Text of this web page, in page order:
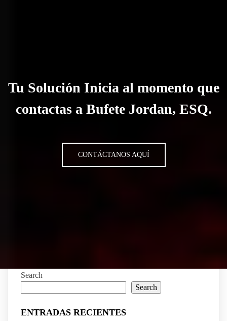
Tu Solución Inicia al momento que
contactas a Bufete Jordan, ESQ.
CONTÁCTANOS AQUÍ
Search
Search
ENTRADAS RECIENTES